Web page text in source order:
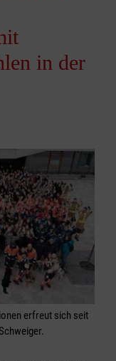
in der
erfreut sich seit